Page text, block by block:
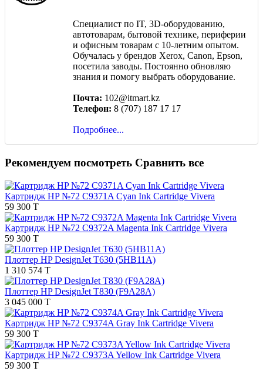
Специалист по IT, 3D-оборудованию,
автотоварам, бытовой технике, периферии
и офисным товарам с 10-летним опытом.
Обучалась у брендов Xerox, Canon, Epson,
посетила заводы. Постоянно обновляю
знания и помогу выбрать оборудование.
Почта: 102@itmart.kz
Телефон: 8 (707) 187 17 17
Подробнее...
Рекомендуем посмотреть Сравнить все
Картридж HP №72 C9371A Cyan Ink Cartridge Vivera
59 300 T
Картридж HP №72 C9372A Magenta Ink Cartridge Vivera
59 300 T
Плоттер HP DesignJet T630 (5HB11A)
1 310 574 T
Плоттер HP DesignJet T830 (F9A28A)
3 045 000 T
Картридж HP №72 C9374A Gray Ink Cartridge Vivera
59 300 T
Картридж HP №72 C9373A Yellow Ink Cartridge Vivera
59 300 T